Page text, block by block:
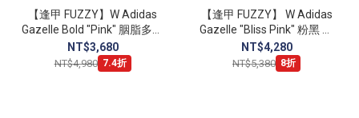
【逢甲 FUZZY】W Adidas
Gazelle Bold "Pink" 胭脂多多
裸粉 厚底 IE0429
NT$3,680
NT$4,980 7.4折
【逢甲 FUZZY】 W Adidas
Gazelle "Bliss Pink" 粉黑 生
膠底 IE7002
NT$4,280
NT$5,380 8折